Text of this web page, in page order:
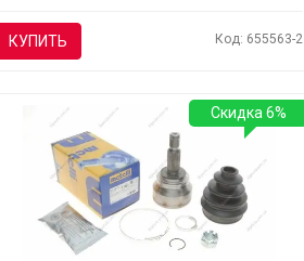
КУПИТЬ Код: 655563-2
Скидка 6%